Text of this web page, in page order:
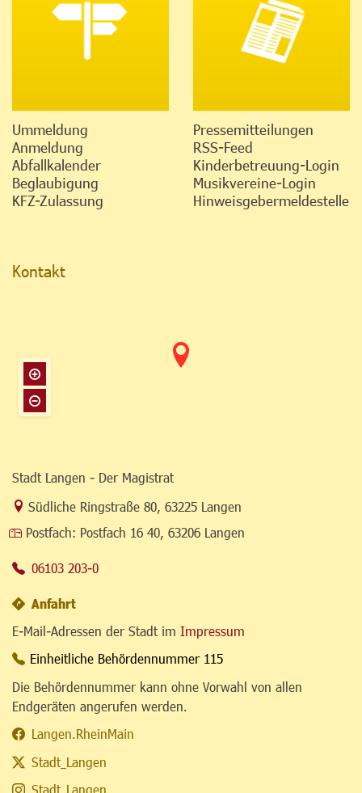
Ummeldung
Anmeldung
Abfallkalender
Beglaubigung
KFZ-Zulassung
Pressemitteilungen
RSS-Feed
Kinderbetreuung-Login
Musikvereine-Login
Hinweisgebermeldestelle
Kontakt
Stadt Langen - Der Magistrat
Link zur Google-Maps Navigation
Südliche Ringstraße 80 63225 Langen
Postfach: Postfach 16 40, 63206 Langen
06103 203-0
Anfahrt
E-Mail-Adressen der Stadt im Impressum
Einheitliche Behördennummer 115
Die Behördennummer kann ohne Vorwahl von allen
Endgeräten angerufen werden.
Langen.RheinMain
Stadt_Langen
Stadt_Langen